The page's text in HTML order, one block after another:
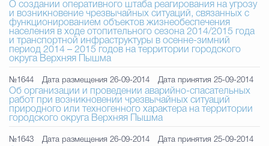
О создании оперативного штаба реагирования на угрозу
и возникновение чрезвычайных ситуаций, связанных с
функционированием объектов жизнеобеспечения
населения в ходе отопительного сезона 2014/2015 года
и транспортной инфраструктуры в осенне-зимний
период 2014 – 2015 годов на территории городского
округа Верхняя Пышма
№1644 Дата размещения 26-09-2014 Дата принятия 25-09-2014
Об организации и проведении аварийно-спасательных
работ при возникновении чрезвычайных ситуаций
природного или техногенного характера на территории
городского округа Верхняя Пышма
№1643 Дата размещения 26-09-2014 Дата принятия 25-09-2014